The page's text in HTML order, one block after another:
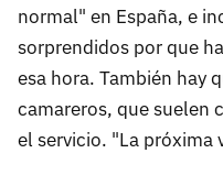
normal" en España, e
sorprendidos por que
esa hora. También hay
camareros, que suelen
el servicio. "La próxima